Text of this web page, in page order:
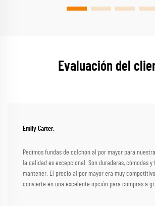
Evaluación del
Emily Carter.
Pedimos fundas de colchón al por mayor para
la calidad es excepcional. Son duraderas, cómodas y
mantener. El precio al por mayor era muy
convierte en una excelente opción para compras a